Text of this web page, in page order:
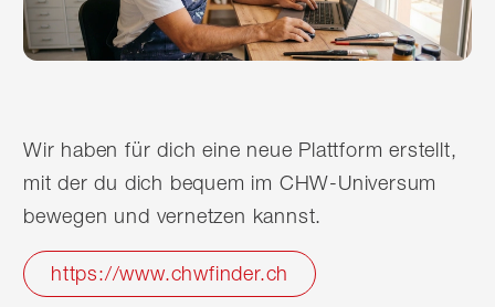
Wir haben für dich eine neue Plattform erstellt,
mit der du dich bequem im CHW-Universum
bewegen und vernetzen kannst.
https://www.chwfinder.ch